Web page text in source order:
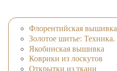
Флорентийская вышивка
Золотое шитье:
Якобинская вышивка
Коврики из лоскутов
Открытки из ткани